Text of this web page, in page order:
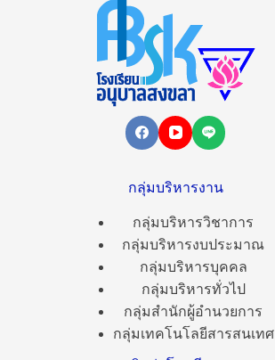
กลุ่มบริหารงาน
กลุ่มบริหารวิชาการ
กลุ่มบริหารงบประมาณ
กลุ่มบริหารบุคคล
กลุ่มบริหารทั่วไป
กลุ่มสำนักผู้อำนวยการ
กลุ่มเทคโนโลยีสารสนเทศ